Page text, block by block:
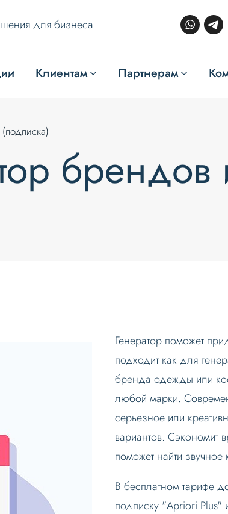
для бизнеса
Клиентам Партнерам
Генератор поможет
подходит как для
бренда одежды или
любой марки.
серьезное или
вариантов. Сэкономит
поможет найти
В бесплатном тарифе
подписку "Apriori Plus"